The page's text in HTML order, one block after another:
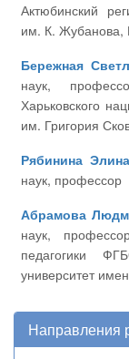
Актюбинский
им. К. Жубанова,
Бережная
наук,
Харьковского
им. Григория
Рябинина
наук, профессор
Абрамова
наук,
педагогики
университет
Направления